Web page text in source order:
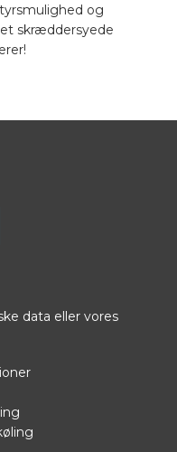
og
skræddersyede
Vimeo
data eller vores